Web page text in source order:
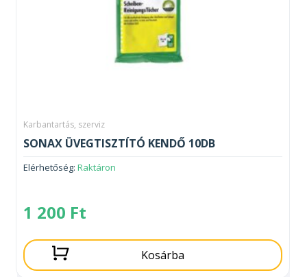
Karbantartás, szerviz
SONAX ÜVEGTISZTÍTÓ KENDŐ 10DB
Elérhetőség: Raktáron
1 200 Ft
Kosárba